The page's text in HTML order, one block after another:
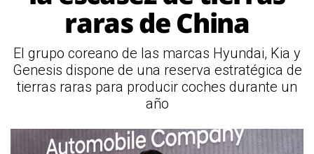
raras de China
El grupo coreano de las marcas Hyundai, Kia y
Genesis dispone de una reserva estratégica de
tierras raras para producir coches durante un
año